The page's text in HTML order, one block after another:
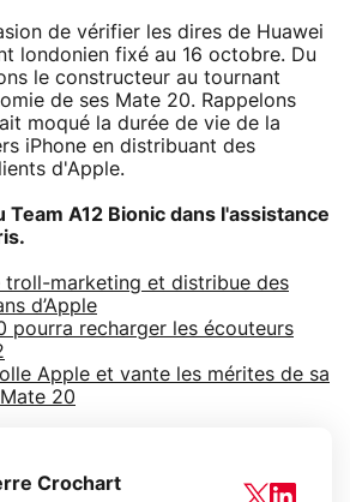
de vérifier les dires de Huawei
londonien fixé au 16 octobre. Du
le constructeur au tournant
de ses Mate 20. Rappelons
moqué la durée de vie de la
iPhone en distribuant des
d'Apple.
A12 Bionic dans l'assistance
troll-marketing et distribue des
d’Apple
pourra recharger les écouteurs
Apple et vante les mérites de sa
20
Crochart